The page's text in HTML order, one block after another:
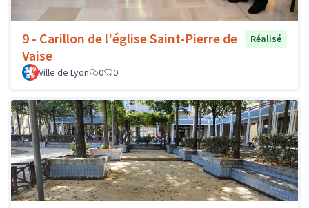
9 - Carillon de l'église Saint-Pierre de
Vaise
Réalisé
Ville de Lyon 0 0